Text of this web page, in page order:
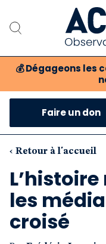
💰 Dégageons les
Notre
Faire un don
‹ Retour à l'accueil
les
croisé